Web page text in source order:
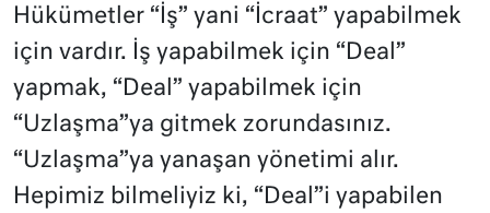
Hükümetler “İş” yani “İcraat” yapabilmek
için vardır. İş yapabilmek için “Deal”
yapmak, “Deal” yapabilmek için
“Uzlaşma”ya gitmek zorundasınız.
“Uzlaşma”ya yanaşan yönetimi alır.
Hepimiz bilmeliyiz ki, “Deal”i yapabilen